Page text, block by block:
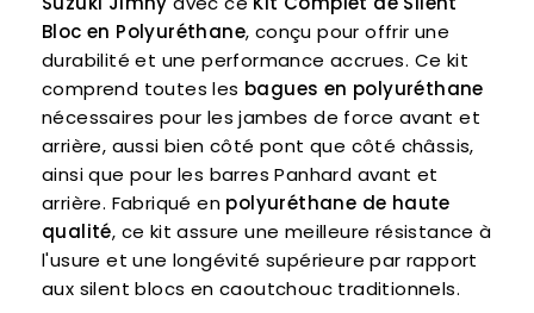
Bloc en Polyuréthane, conçu pour offrir une
durabilité et une performance accrues. Ce kit
comprend toutes les bagues en polyuréthane
nécessaires pour les jambes de force avant et
arrière, aussi bien côté pont que côté châssis,
ainsi que pour les barres Panhard avant et
arrière. Fabriqué en polyuréthane de haute
qualité, ce kit assure une meilleure résistance à
l'usure et une longévité supérieure par rapport
aux silent blocs en caoutchouc traditionnels.